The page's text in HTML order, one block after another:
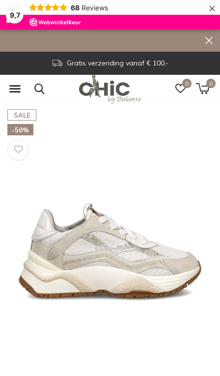
9,7
68 Reviews ×
0 0
Gratis verzending vanaf € 100,-
SALE
-50%